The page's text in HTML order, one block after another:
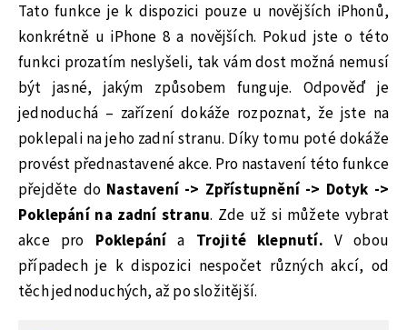
Tato funkce je k dispozici pouze u novějších iPhonů,
konkrétně u iPhone 8 a novějších. Pokud jste o této
funkci prozatím neslyšeli, tak vám dost možná nemusí
být jasné, jakým způsobem funguje. Odpověď je
jednoduchá – zařízení dokáže rozpoznat, že jste na
poklepali na jeho zadní stranu. Díky tomu poté dokáže
provést přednastavené akce. Pro nastavení této funkce
přejděte do Nastavení -> Zpřístupnění -> Dotyk ->
Poklepání na zadní stranu. Zde už si můžete vybrat
akce pro Poklepání a Trojité klepnutí. V obou
případech je k dispozici nespočet různých akcí, od
těch jednoduchých, až po složitější.